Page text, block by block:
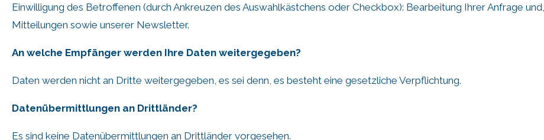
Einwilligung des Betroffenen (durch Ankreuzen des Auswahlkästchens oder Checkbox): Bearbeitung Ihrer Anfrage
Mitteilungen sowie unserer Newsletter.
An welche Empfänger werden Ihre Daten weitergegeben?
Daten werden nicht an Dritte weitergegeben, es sei denn, es besteht eine gesetzliche Verpflichtung.
Datenübermittlungen an Drittländer?
Es sind keine Datenübermittlungen an Drittländer vorgesehen.